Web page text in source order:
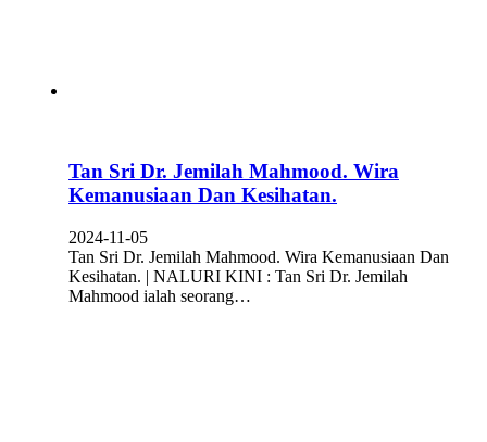
Tan Sri Dr. Jemilah Mahmood. Wira
Kemanusiaan Dan Kesihatan.
2024-11-05
Tan Sri Dr. Jemilah Mahmood. Wira Kemanusiaan Dan
Kesihatan. | NALURI KINI : Tan Sri Dr. Jemilah
Mahmood ialah seorang…